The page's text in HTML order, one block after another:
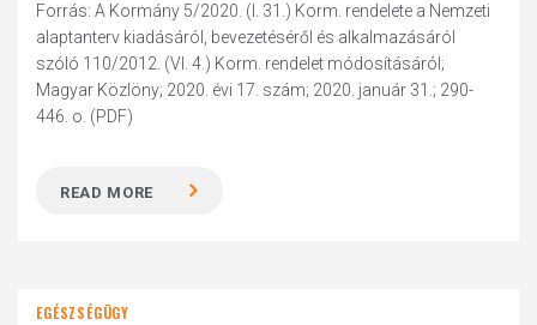
Forrás: A Kormány 5/2020. (I. 31.) Korm. rendelete a Nemzeti
alaptanterv kiadásáról, bevezetéséről és alkalmazásáról
szóló 110/2012. (VI. 4.) Korm. rendelet módosításáról;
Magyar Közlöny; 2020. évi 17. szám; 2020. január 31.; 290-
446. o. (PDF)
READ MORE
EGÉSZSÉGÜGY